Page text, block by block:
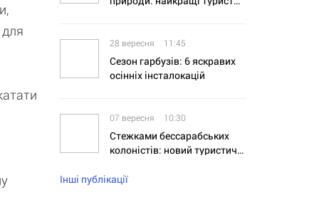
28 вересня 11:45
Сезон гарбузів: 6 яскравих
осінніх інсталокацій
07 вересня 10:30
Стежками бессарабських
колоністів: новий туристичний маршрут на Одещині
Інші публікації